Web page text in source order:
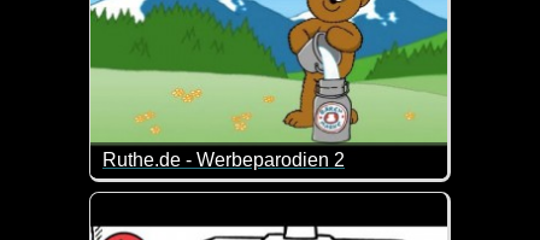
Ruthe.de - Werbeparodien 2
Hier werden Werbespots genial auf die Schippe